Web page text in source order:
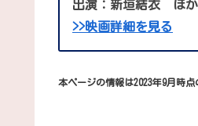
出演：新垣結衣 ほか
>>映画詳細を見る
本ページの情報は2023年9月時点